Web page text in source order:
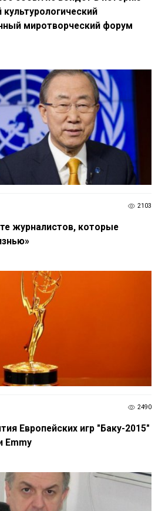
миротворческий форум
2103
журналистов, которые
2490
Европейских игр "Баку-2015"
Emmy